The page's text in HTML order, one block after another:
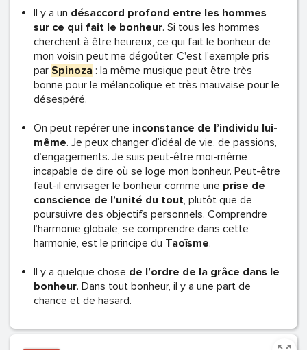
Il y a un désaccord profond entre les hommes
sur ce qui fait le bonheur. Si tous les hommes
cherchent à être heureux, ce qui fait le bonheur de
mon voisin peut me dégoûter. C'est l'exemple pris
par Spinoza : la même musique peut être très
bonne pour le mélancolique et très mauvaise pour le
désespéré.
On peut repérer une inconstance de l’individu lui-
même. Je peux changer d’idéal de vie, de passions,
d’engagements. Je suis peut-être moi-même
incapable de dire où se loge mon bonheur. Peut-être
faut-il envisager le bonheur comme une prise de
conscience de l’unité du tout, plutôt que de
poursuivre des objectifs personnels. Comprendre
l’harmonie globale, se comprendre dans cette
harmonie, est le principe du Taoïsme.
Il y a quelque chose de l’ordre de la grâce dans le
bonheur. Dans tout bonheur, il y a une part de
chance et de hasard.